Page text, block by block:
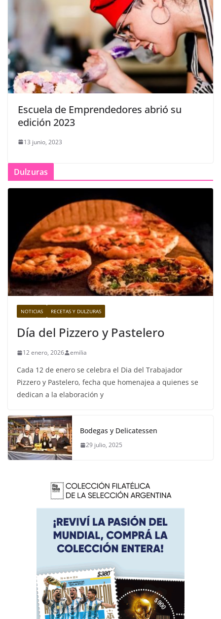
Escuela de Emprendedores abrió su
edición 2023
13 junio, 2023
Dulzuras
NOTICIAS RECETAS Y DULZURAS
Día del Pizzero y Pastelero
12 enero, 2026 emilia
Cada 12 de enero se celebra el Dia del Trabajador
Pizzero y Pastelero, fecha que homenajea a quienes se
dedican a la elaboración y
Bodegas y Delicatessen
29 julio, 2025